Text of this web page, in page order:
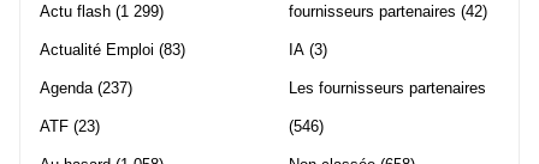
Actu flash (1 299)
Actualité Emploi (83)
Agenda (237)
ATF (23)
fournisseurs partenaires (42)
IA (3)
Les fournisseurs partenaires
(546)